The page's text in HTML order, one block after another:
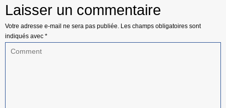
Laisser un commentaire
Votre adresse e-mail ne sera pas publiée. Les champs obligatoires sont
indiqués avec *